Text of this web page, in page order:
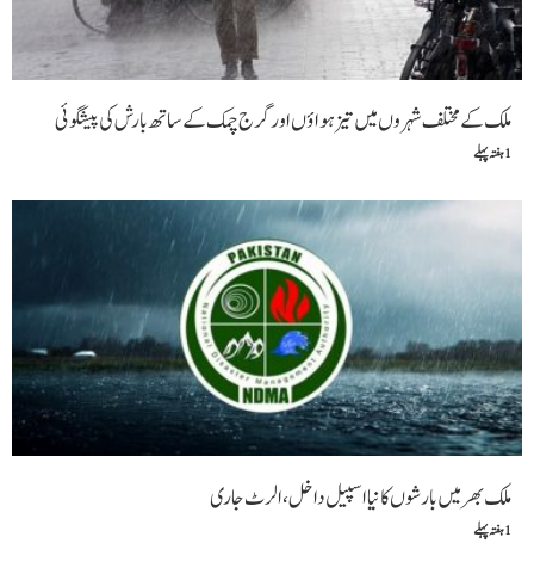
ملک کے مختلف شہروں میں تیز ہواؤں اور گرج چمک کے ساتھ بارش کی پیشگوئی
1 ہفتہ پہلے
ملک بھر میں بارشوں کا نیا اسپیل داخل، الرٹ جاری
1 ہفتہ پہلے